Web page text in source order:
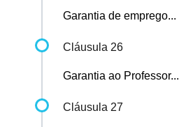
Garantia de emprego...
Cláusula 26
Garantia ao Professor...
Cláusula 27